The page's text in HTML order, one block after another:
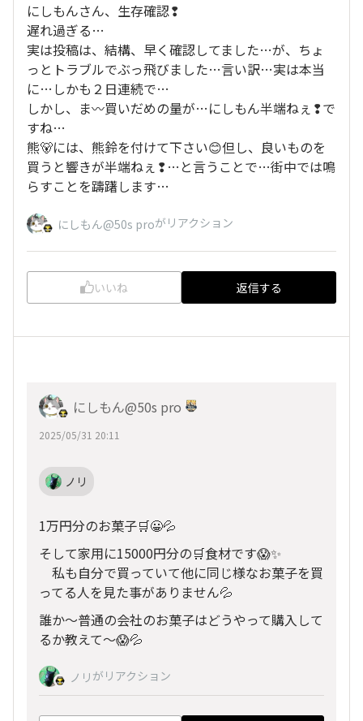
にしもんさん、生存確認❢
遅れ過ぎる…
実は投稿は、結構、早く確認してました…が、ちょ
っとトラブルでぶっ飛びました…言い訳…実は本当
に…しかも２日連続で…
しかし、ま〰️買いだめの量が…にしもん半端ねぇ❢で
すね…
熊🐻には、熊鈴を付けて下さい😊但し、良いものを
買うと響きが半端ねぇ❢…と言うことで…街中では鳴
らすことを躊躇します…
にしもん@50s proがリアクション
いいね 返信する
にしもん@50s pro
2025/05/31 20:11
ノリ
1万円分のお菓子🛒😀💦
そして家用に15000円分の🛒食材です😱✨
私も自分で買っていて他に同じ様なお菓子を買
ってる人を見た事がありません💦
誰か〜普通の会社のお菓子はどうやって購入して
るか教えて〜😱💦
ノリ がリアクション